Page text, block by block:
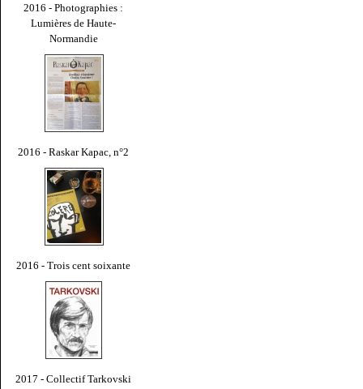
2016 - Photographies :
Lumières de Haute-
Normandie
2016 - Raskar Kapac, n°2
2016 - Trois cent soixante
2017 - Collectif Tarkovski